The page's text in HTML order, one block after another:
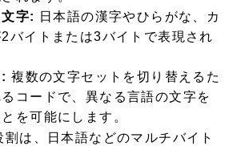
字:
日本語の漢字やひらがな、カ
バイトまたは3バイトで表現され
複数の文字セットを切り替えるた
コードで、異なる言語の文字を
を可能にします。
は、日本語などのマルチバイト